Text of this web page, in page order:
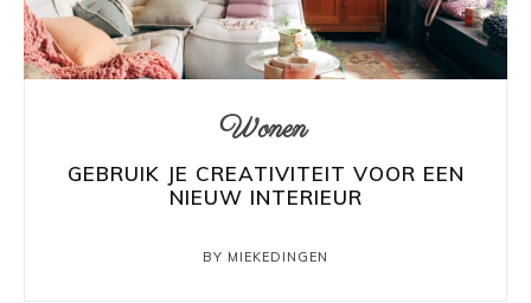
Wonen
GEBRUIK JE CREATIVITEIT VOOR EEN
NIEUW INTERIEUR
BY MIEKEDINGEN